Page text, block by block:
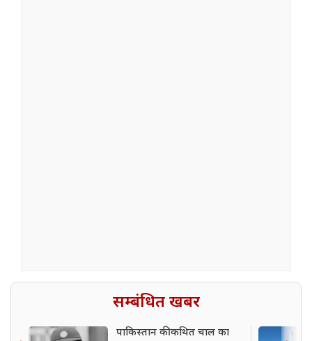
सम्बंधित खबर
पाकिस्तान की कथित चाल का